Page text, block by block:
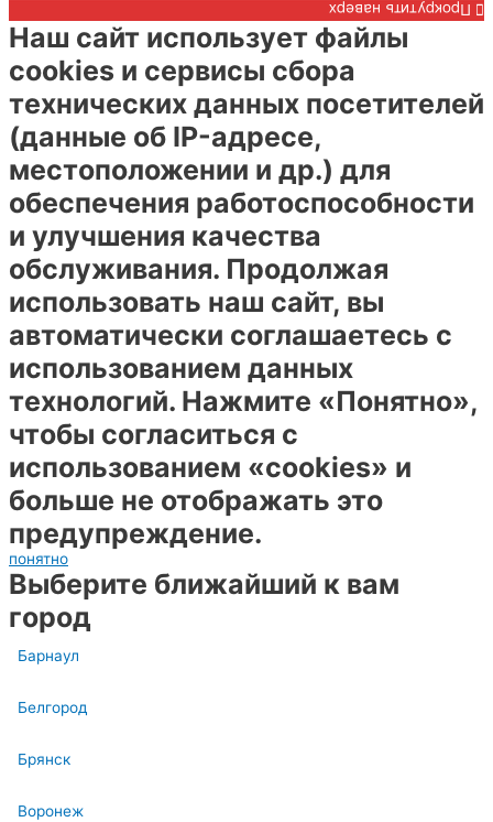
Прокрутить наверх
Наш сайт использует файлы
cookies и сервисы сбора
технических данных посетителей
(данные об IP-адресе,
местоположении и др.) для
обеспечения работоспособности
и улучшения качества
обслуживания. Продолжая
использовать наш сайт, вы
автоматически соглашаетесь с
использованием данных
технологий. Нажмите «Понятно»,
чтобы согласиться с
использованием «cookies» и
больше не отображать это
предупреждение.
понятно
Выберите ближайший к вам
город
Барнаул
Белгород
Брянск
Воронеж